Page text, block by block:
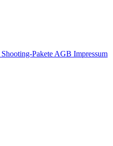
Shooting-Pakete AGB Impressum